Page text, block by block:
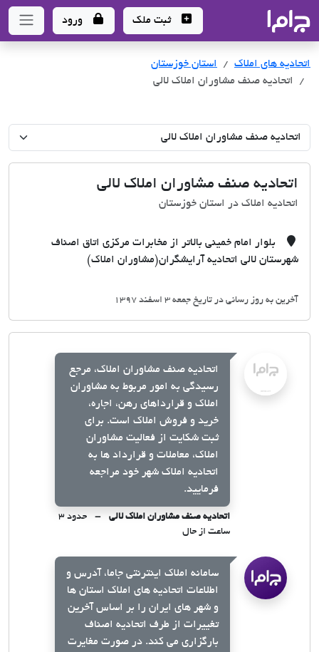
- سامانه جامع املاک و مشاورین املاک
ثبت ملک ورود
اتحادیه های املاک اتحادیه های املاک
استان خوزستان
اتحادیه صنف مشاوران املاک لالی
اتحادیه صنف مشاوران املاک لالی
اتحادیه املاک در استان خوزستان
بلوار امام خمینی بالاتر از مخابرات مرکزی اتاق اصناف
شهرستان لالی اتحادیه آرایشگران(مشاوران املاک)
آخرین به روز رسانی در تاریخ جمعه 3 اسفند 1397
اتحادیه صنف مشاوران املاک، مرجع
رسیدگی به امور مربوط به مشاوران
املاک و قرارداهای رهن، اجاره،
خرید و فروش املاک است. برای
ثبت شکایت از فعالیت مشاوران
املاک، معاملات و قرارداد ها به
اتحادیه املاک شهر خود مراجعه
فرمایید.
اتحادیه صنف مشاوران املاک لالی
حدود ۳
ساعت از حال
سامانه املاک اینترنتی جاما، آدرس و
اطلاعات اتحادیه های املاک استان ها
و شهر های ایران را بر اساس آخرین
تغییرات از طرف اتحادیه اصناف
بارگزاری می کند. در صورت مغایرت